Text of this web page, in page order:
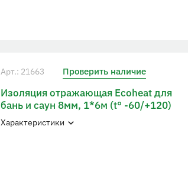
Арт.: 21663 Проверить наличие
Изоляция отражающая Ecoheat для
бань и саун 8мм, 1*6м (t° -60/+120)
Характеристики